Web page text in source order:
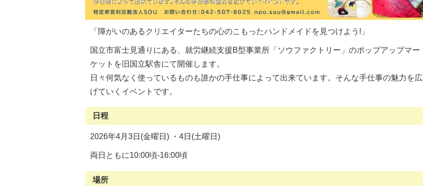
「障がいのあるクリエイターたちの心のこもったハンドメイドを見つけよう!」
国立市富士見通りにある、就労継続支援B型事業所「ソウファクトリー」のポップアップマー
ケットを旧国立駅舎にて開催します。
日々何気なく使っているものも誰かの手仕事によって出来ています。そんな手仕事の魅力を広
げていくイベントです。
日程
2026年4月3日(金曜日) ・4日(土曜日)
両日ともに10:00頃-16:00頃
場所